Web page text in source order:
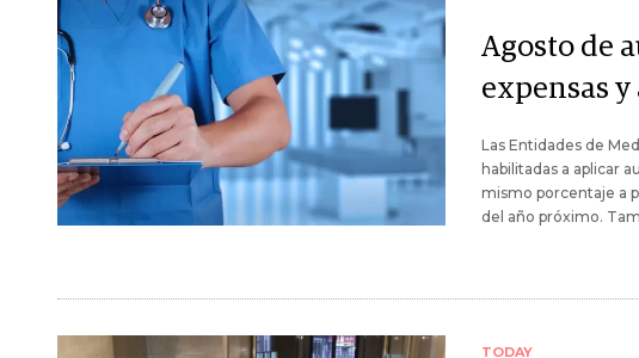
Agosto de
expensas
Las Entidades de
habilitadas a aplicar
mismo porcentaje a
del año próximo.
TODAY